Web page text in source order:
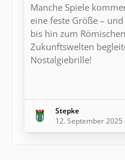
Manche Spiele
eine feste Größe –
bis hin zum
Zukunftswelten
Nostalgiebrille!
Stepke
12. September 2025